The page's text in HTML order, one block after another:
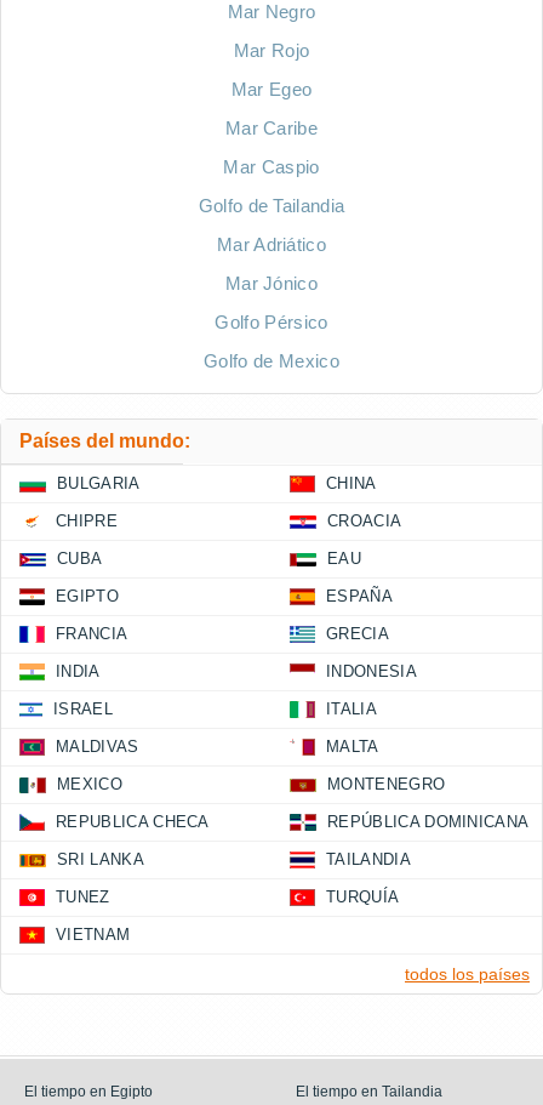
Mar Negro
Mar Rojo
Mar Egeo
Mar Caribe
Mar Caspio
Golfo de Tailandia
Mar Adriático
Mar Jónico
Golfo Pérsico
Golfo de Mexico
Países del mundo:
BULGARIA CHINA
CHIPRE CROACIA
CUBA EAU
EGIPTO ESPAÑA
FRANCIA GRECIA
INDIA INDONESIA
ISRAEL ITALIA
MALDIVAS MALTA
MEXICO MONTENEGRO
REPUBLICA CHECA REPÚBLICA DOMINICANA
SRI LANKA TAILANDIA
TUNEZ TURQUÍA
VIETNAM
todos los países
El tiempo en Egipto El tiempo en Tailandia